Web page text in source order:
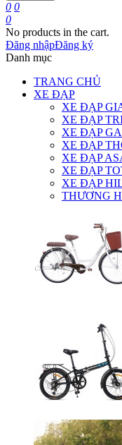
0 0
0
No products in the cart.
Đăng nhậpĐăng ký
Danh mục
TRANG CHỦ
XE ĐẠP
XE ĐẠP
XE ĐẠP
XE ĐẠP
XE ĐẠP
XE ĐẠP
XE ĐẠP
XE ĐẠP
THƯƠNG